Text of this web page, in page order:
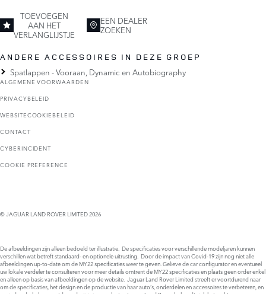
TOEVOEGEN
AAN HET
VERLANGLIJSTJE
EEN DEALER
ZOEKEN
ANDERE ACCESSOIRES IN DEZE GROEP
Spatlappen - Vooraan, Dynamic en Autobiography
ALGEMENE VOORWAARDEN
PRIVACYBELEID
WEBSITECOOKIEBELEID
CONTACT
CYBERINCIDENT
COOKIE PREFERENCE
© JAGUAR LAND ROVER LIMITED 2026
De afbeeldingen zijn alleen bedoeld ter illustratie. De specificaties voor verschillende modeljaren kunnen
verschillen wat betreft standaard- en optionele uitrusting. Door de impact van Covid-19 zijn nog niet alle
afbeeldingen up-to-date om de MY22 specificaties weer te geven. Gelieve de car configurator en eventueel
uw lokale verdeler te consulteren voor meer details omtrent de MY22 specificaties en plaats geen order enkel
en alleen op basis van afbeeldingen op de website. Jaguar Land Rover Limited streeft er voortdurend naar
om de specificaties, het design en de productie van haar auto’s, onderdelen en accessoires te verbeteren, en